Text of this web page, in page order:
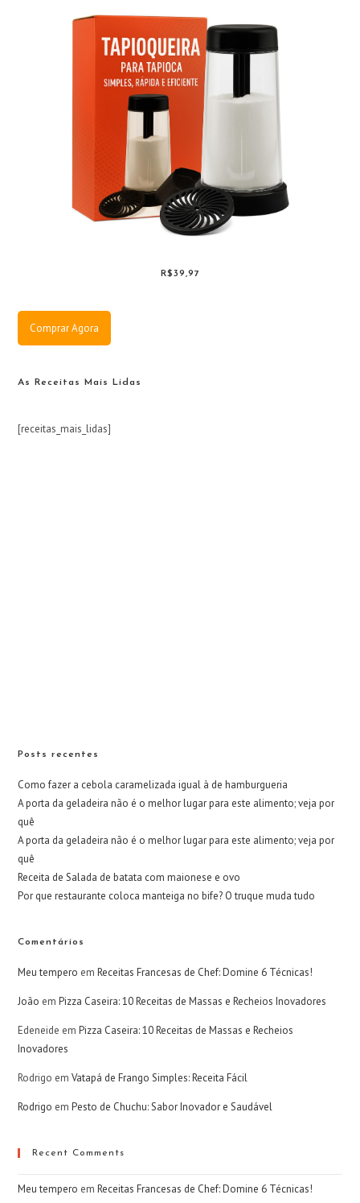
R$39,97
Comprar Agora
As Receitas Mais Lidas
[receitas_mais_lidas]
Posts recentes
Como fazer a cebola caramelizada igual à de hamburgueria
A porta da geladeira não é o melhor lugar para este alimento; veja por
quê
A porta da geladeira não é o melhor lugar para este alimento; veja por
quê
Receita de Salada de batata com maionese e ovo
Por que restaurante coloca manteiga no bife? O truque muda tudo
Comentários
Meu tempero emReceitas Francesas de Chef: Domine 6 Técnicas!
João emPizza Caseira: 10 Receitas de Massas e Recheios Inovadores
Edeneide emPizza Caseira: 10 Receitas de Massas e Recheios
Inovadores
Rodrigo emVatapá de Frango Simples: Receita Fácil
Rodrigo emPesto de Chuchu: Sabor Inovador e Saudável
Recent Comments
Meu tempero emReceitas Francesas de Chef: Domine 6 Técnicas!